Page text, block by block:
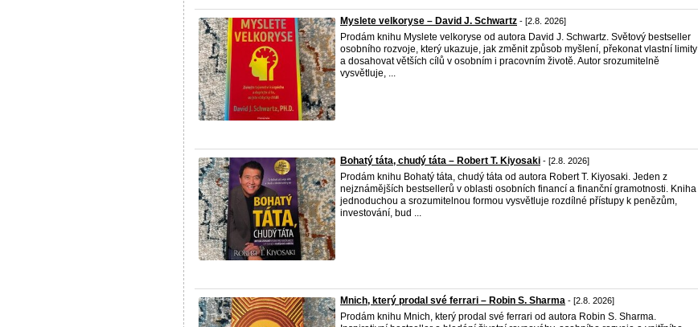
Myslete velkoryse – David J. Schwartz - [2.8. 2026]
Prodám knihu Myslete velkoryse od autora David J. Schwartz. Světový bestseller
osobního rozvoje, který ukazuje, jak změnit způsob myšlení, překonat vlastní limity
a dosahovat větších cílů v osobním i pracovním životě. Autor srozumitelně
vysvětluje, ...
Bohatý táta, chudý táta – Robert T. Kiyosaki - [2.8. 2026]
Prodám knihu Bohatý táta, chudý táta od autora Robert T. Kiyosaki. Jeden z
nejznámějších bestsellerů v oblasti osobních financí a finanční gramotnosti. Kniha
jednoduchou a srozumitelnou formou vysvětluje rozdílné přístupy k penězům,
investování, bud ...
Mnich, který prodal své ferrari – Robin S. Sharma - [2.8. 2026]
Prodám knihu Mnich, který prodal své ferrari od autora Robin S. Sharma.